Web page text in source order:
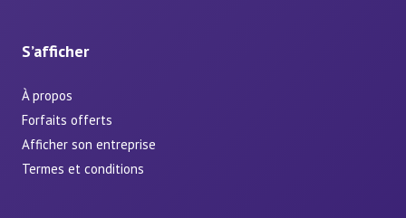
S’afficher
À propos
Forfaits offerts
Afficher son entreprise
Termes et conditions